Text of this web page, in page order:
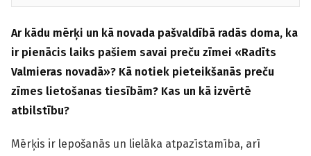
Ar kādu mērķi un kā novada pašvaldībā radās doma, ka
ir pienācis laiks pašiem savai preču zīmei «Radīts
Valmieras novadā»? Kā notiek pieteikšanās preču
zīmes lietošanas tiesībām? Kas un kā izvērtē
atbilstību?
Mērķis ir lepošanās un lielāka atpazīstamība, arī